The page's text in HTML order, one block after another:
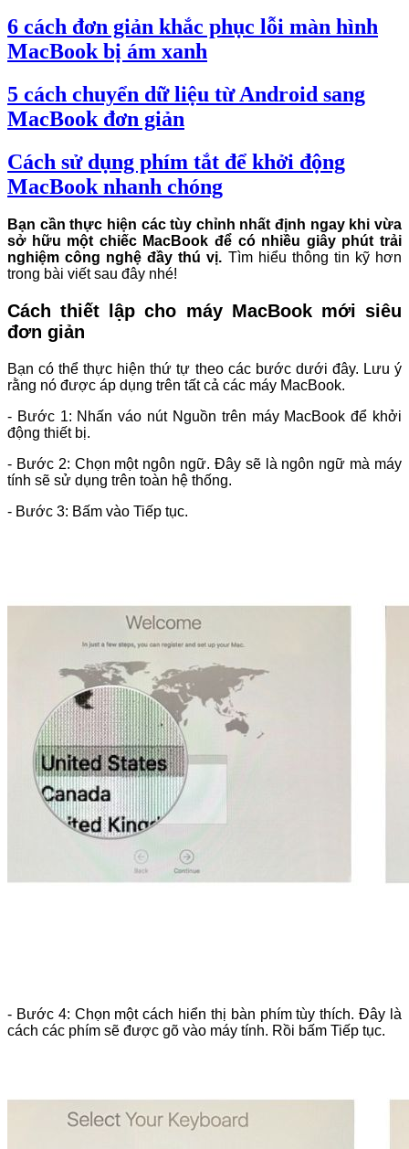
6 cách đơn giản khắc phục lỗi màn hình
MacBook bị ám xanh
5 cách chuyển dữ liệu từ Android sang
MacBook đơn giản
Cách sử dụng phím tắt để khởi động
MacBook nhanh chóng
Bạn cần thực hiện các tùy chỉnh nhất định ngay khi vừa
sở hữu một chiếc MacBook để có nhiều giây phút trải
nghiệm công nghệ đầy thú vị. Tìm hiểu thông tin kỹ hơn
trong bài viết sau đây nhé!
Cách thiết lập cho máy MacBook mới siêu
đơn giản
Bạn có thể thực hiện thứ tự theo các bước dưới đây. Lưu ý
rằng nó được áp dụng trên tất cả các máy MacBook.
- Bước 1: Nhấn váo nút Nguồn trên máy MacBook để khởi
động thiết bị.
- Bước 2: Chọn một ngôn ngữ. Đây sẽ là ngôn ngữ mà máy
tính sẽ sử dụng trên toàn hệ thống.
- Bước 3: Bấm vào Tiếp tục.
- Bước 4: Chọn một cách hiển thị bàn phím tùy thích. Đây là
cách các phím sẽ được gõ vào máy tính. Rồi bấm Tiếp tục.